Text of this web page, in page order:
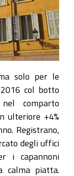
solo per le
col botto
comparto
ulteriore +4%
Registrano,
degli uffici
i capannoni
calma piatta.